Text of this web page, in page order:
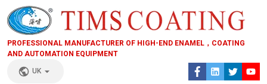
PROFESSIONAL MANUFACTURER OF HIGH-END ENAMEL，COATING
AND AUTOMATION EQUIPMENT
UK